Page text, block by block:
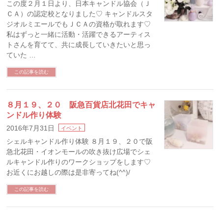
この度２月１日より、日本キャンドル協会（Ｊ
ＣＡ）の認定校となりました♡ キャンドルスタ
ジオルミエールでもＪＣＡの資格が取れます♡
私はずっと一緒に活動・活躍できるアーティス
トさんを育てて、共に成長していきたいと思っ
ていた …
この記事を読む
８月１９、２０ 阪急百貨店北花田でキャ
ンドル作り体験
2016年7月31日 イベント
シェルキャンドル作り体験 ８月１９、２０で阪
急北花田・イオンモールの吹き抜け広場でシェ
ルキャンドル作りのワークショップをします♡
お近くにお越しの際は是非寄ってね(^^)/
この記事を読む